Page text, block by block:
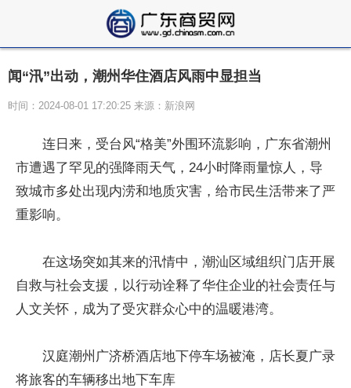
闻“汛”出动，潮州华住酒店风雨中显担当
时间：2024-08-01 17:20:25 来源：新浪网
连日来，受台风“格美”外围环流影响，广东省潮州
市遭遇了罕见的强降雨天气，24小时降雨量惊人，导
致城市多处出现内涝和地质灾害，给市民生活带来了严
重影响。
在这场突如其来的汛情中，潮汕区域组织门店开展
自救与社会支援，以行动诠释了华住企业的社会责任与
人文关怀，成为了受灾群众心中的温暖港湾。
汉庭潮州广济桥酒店地下停车场被淹，店长夏广录
将旅客的车辆移出地下车库